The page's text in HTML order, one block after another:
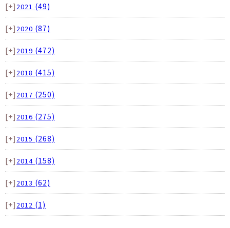
[+] 2021 (49)
[+] 2020 (87)
[+] 2019 (472)
[+] 2018 (415)
[+] 2017 (250)
[+] 2016 (275)
[+] 2015 (268)
[+] 2014 (158)
[+] 2013 (62)
[+] 2012 (1)